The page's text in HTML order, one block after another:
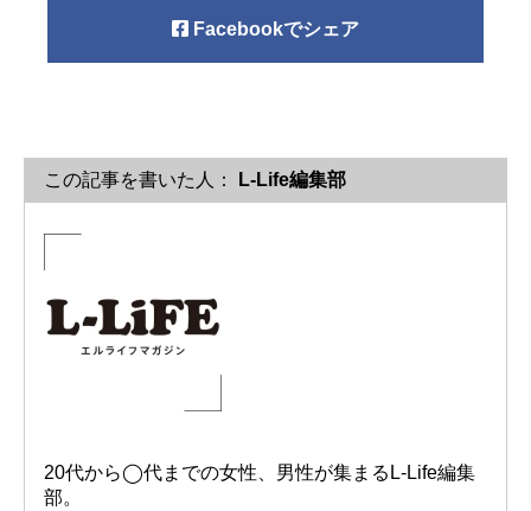
Facebookでシェア
この記事を書いた人： L-Life編集部
20代から◯代までの女性、男性が集まるL-Life編集
部。